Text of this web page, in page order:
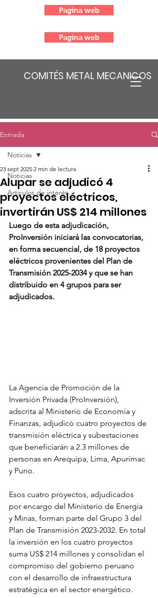
COMITÉS METAL MECANICOS
Pagina web
Pagina web
Entrada
Noticias
Articulos de interés
Noticias
Alupar se adjudicó 4
proyectos eléctricos,
invertirán US$ 214 millones
23 sept 2025 2 min de lectura
Luego de esta adjudicación,
ProInversión iniciará las convocatorias,
en forma secuencial, de 18 proyectos
eléctricos provenientes del Plan de
Transmisión 2025-2034 y que se han
distribuido en 4 grupos para ser
adjudicados.
La Agencia de Promoción de la
Inversión Privada (ProInversión),
adscrita al Ministerio de Economía y
Finanzas, adjudicó cuatro proyectos de
transmisión eléctrica y subestaciones
que beneficiarán a 2.3 millones de
personas en Arequipa, Lima, Apurímac
y Puno.
Esos cuatro proyectos, adjudicados
por encargo del Ministerio de Energía
y Minas, forman parte del Grupo 3 del
Plan de Transmisión 2023-2032. En total
la inversión en los cuatro proyectos
suma US$ 214 millones y consolidan el
compromiso del gobierno peruano
con el desarrollo de infraestructura
estratégica en el sector energético.